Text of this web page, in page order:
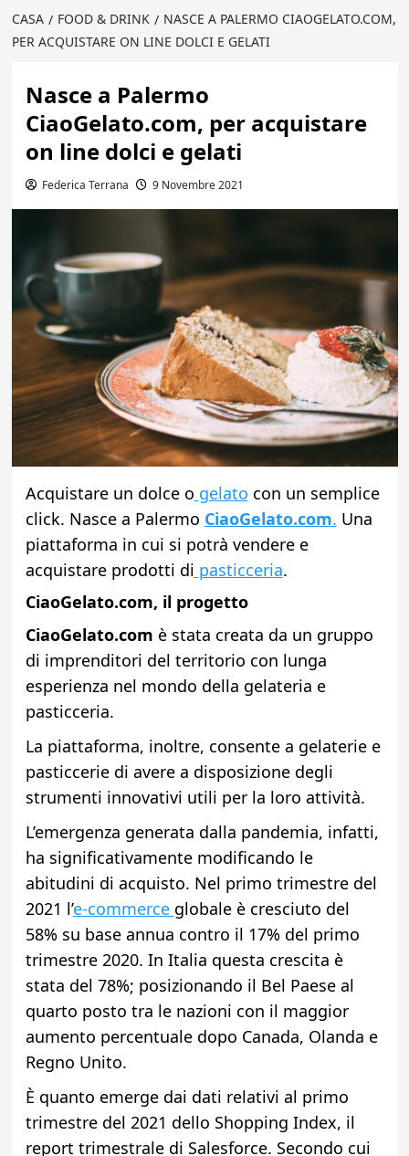
CASA FOOD & DRINK
NASCE A PALERMO CIAOGELATO.COM,
PER ACQUISTARE ON LINE DOLCI E GELATI
Nasce a Palermo
CiaoGelato.com, per acquistare
on line dolci e gelati
Federica Terrana 9 Novembre 2021
Acquistare un dolce o gelato con un semplice
click. Nasce a Palermo CiaoGelato.com. Una
piattaforma in cui si potrà vendere e
acquistare prodotti di pasticceria.
CiaoGelato.com, il progetto
CiaoGelato.com è stata creata da un gruppo
di imprenditori del territorio con lunga
esperienza nel mondo della gelateria e
pasticceria.
La piattaforma, inoltre, consente a gelaterie e
pasticcerie di avere a disposizione degli
strumenti innovativi utili per la loro attività.
L’emergenza generata dalla pandemia, infatti,
ha significativamente modificando le
abitudini di acquisto. Nel primo trimestre del
2021 l’e-commerce globale è cresciuto del
58% su base annua contro il 17% del primo
trimestre 2020. In Italia questa crescita è
stata del 78%; posizionando il Bel Paese al
quarto posto tra le nazioni con il maggior
aumento percentuale dopo Canada, Olanda e
Regno Unito.
È quanto emerge dai dati relativi al primo
trimestre del 2021 dello Shopping Index, il
report trimestrale di Salesforce. Secondo cui